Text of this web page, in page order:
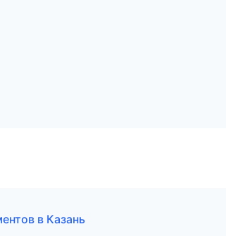
в Казань